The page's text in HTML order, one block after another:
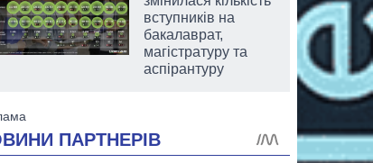
вступників на
бакалаврат,
магістратуру та
аспірантуру